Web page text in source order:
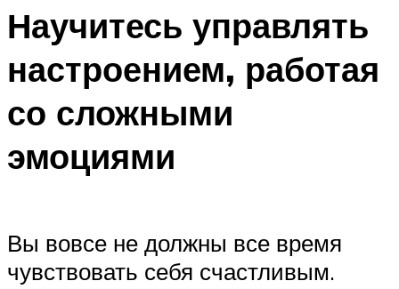
Научитесь управлять
настроением, работая
со сложными
эмоциями
Вы вовсе не должны все время
чувствовать себя счастливым.